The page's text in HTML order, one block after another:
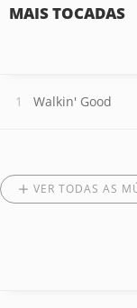
MAIS TOCADAS
Walkin' Good
VER TODAS AS